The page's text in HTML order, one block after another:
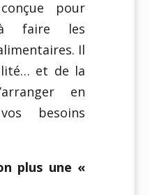
pour
faire les
Il
et de la
en
besoins
plus une «